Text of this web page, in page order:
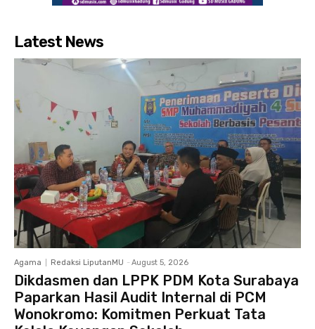
Latest News
Agama Redaksi LiputanMU - August 5, 2026
Dikdasmen dan LPPK PDM Kota Surabaya
Paparkan Hasil Audit Internal di PCM
Wonokromo: Komitmen Perkuat Tata